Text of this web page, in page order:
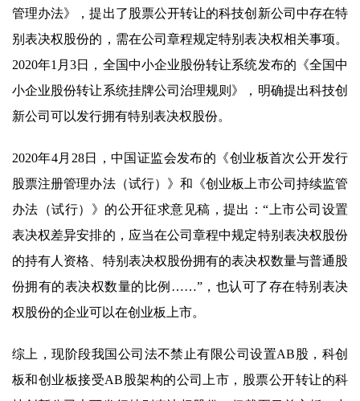
管理办法》，提出了股票公开转让的科技创新公司中存在特
别表决权股份的，需在公司章程规定特别表决权相关事项。
2020年1月3日，全国中小企业股份转让系统发布的《全国中
小企业股份转让系统挂牌公司治理规则》，明确提出科技创
新公司可以发行拥有特别表决权股份。
2020年4月28日，中国证监会发布的《创业板首次公开发行
股票注册管理办法（试行）》和《创业板上市公司持续监管
办法（试行）》的公开征求意见稿，提出：“上市公司设置
表决权差异安排的，应当在公司章程中规定特别表决权股份
的持有人资格、特别表决权股份拥有的表决权数量与普通股
份拥有的表决权数量的比例……”，也认可了存在特别表决
权股份的企业可以在创业板上市。
综上，现阶段我国公司法不禁止有限公司设置AB股，科创
板和创业板接受AB股架构的公司上市，股票公开转让的科